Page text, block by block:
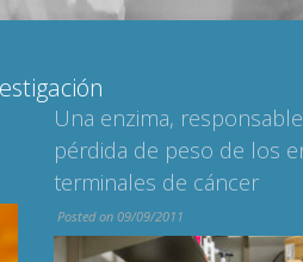
Consecuencias
estudio sobre consumo
bebidas alcohólicas bajo
supervisión de un adulto
adolescentes